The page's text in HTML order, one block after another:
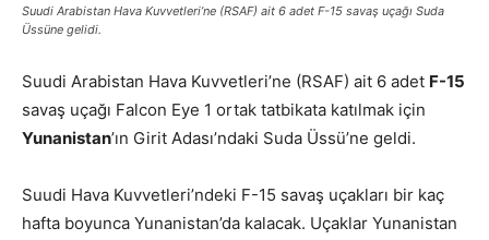
Suudi Arabistan Hava Kuvvetleri’ne (RSAF) ait 6 adet F-15 savaş uçağı Suda
Üssüne gelidi.
Suudi Arabistan Hava Kuvvetleri’ne (RSAF) ait 6 adet F-15
savaş uçağı Falcon Eye 1 ortak tatbikata katılmak için
Yunanistan’ın Girit Adası’ndaki Suda Üssü’ne geldi.
Suudi Hava Kuvvetleri’ndeki F-15 savaş uçakları bir kaç
hafta boyunca Yunanistan’da kalacak. Uçaklar Yunanistan